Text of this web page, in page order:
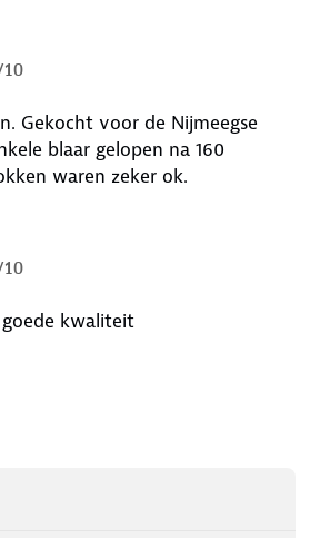
10
Gekocht voor de Nijmeegse
blaar gelopen na 160
waren zeker ok.
10
kwaliteit